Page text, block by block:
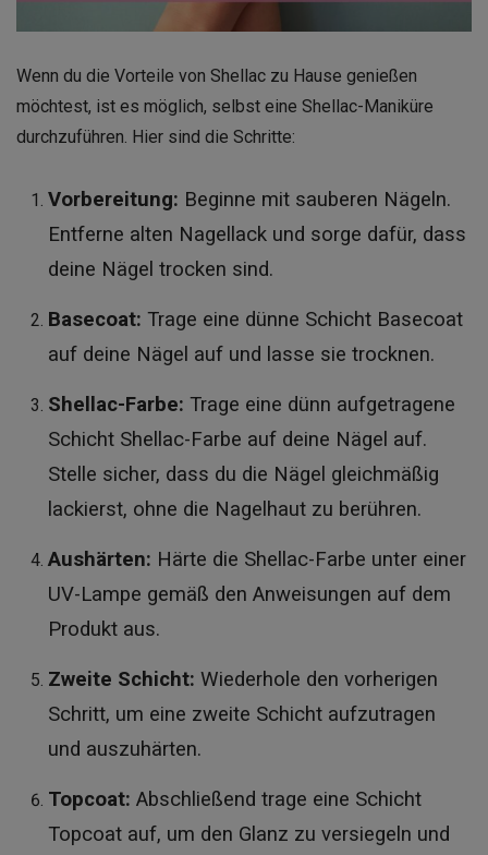
Wenn du die Vorteile von Shellac zu Hause genießen
möchtest, ist es möglich, selbst eine Shellac-Maniküre
durchzuführen. Hier sind die Schritte:
Vorbereitung: Beginne mit sauberen Nägeln.
Entferne alten Nagellack und sorge dafür, dass
deine Nägel trocken sind.
Basecoat: Trage eine dünne Schicht Basecoat
auf deine Nägel auf und lasse sie trocknen.
Shellac-Farbe: Trage eine dünn aufgetragene
Schicht Shellac-Farbe auf deine Nägel auf.
Stelle sicher, dass du die Nägel gleichmäßig
lackierst, ohne die Nagelhaut zu berühren.
Aushärten: Härte die Shellac-Farbe unter einer
UV-Lampe gemäß den Anweisungen auf dem
Produkt aus.
Zweite Schicht: Wiederhole den vorherigen
Schritt, um eine zweite Schicht aufzutragen
und auszuhärten.
Topcoat: Abschließend trage eine Schicht
Topcoat auf, um den Glanz zu versiegeln und